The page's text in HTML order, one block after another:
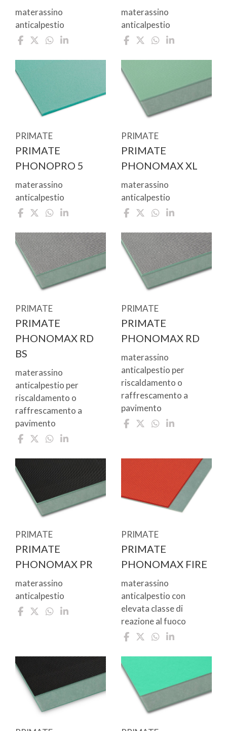
materassino
anticalpestio
materassino
anticalpestio
PRIMATE
PRIMATE
PHONOPRO 5
materassino
anticalpestio
PRIMATE
PRIMATE
PHONOMAX XL
materassino
anticalpestio
PRIMATE
PRIMATE
PHONOMAX RD
BS
materassino
anticalpestio per
riscaldamento o
raffrescamento a
pavimento
PRIMATE
PRIMATE
PHONOMAX RD
materassino
anticalpestio per
riscaldamento o
raffrescamento a
pavimento
PRIMATE
PRIMATE
PHONOMAX PR
materassino
anticalpestio
PRIMATE
PRIMATE
PHONOMAX FIRE
materassino
anticalpestio con
elevata classe di
reazione al fuoco